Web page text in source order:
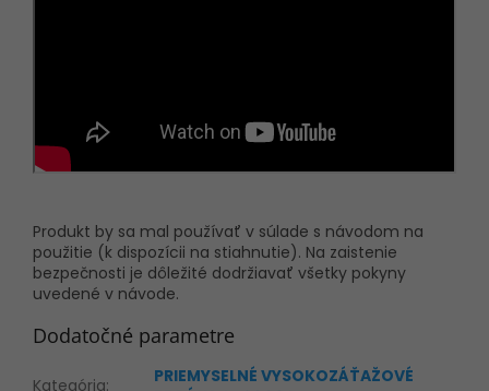
Produkt by sa mal používať v súlade s návodom na
použitie (k dispozícii na stiahnutie). Na zaistenie
bezpečnosti je dôležité dodržiavať všetky pokyny
uvedené v návode.
Dodatočné parametre
Kategória:
PRIEMYSELNÉ VYSOKOZÁŤAŽOVÉ